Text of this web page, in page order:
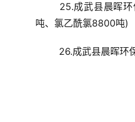
25.成武县晨晖
吨、氯乙酰氯8800吨)
26.成武县晨晖环